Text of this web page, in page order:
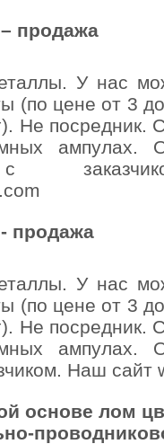
продажа
У нас
(по цене от 3
Не
с
продажа
У нас
(по цене от 3
Не
Наш
основе лом